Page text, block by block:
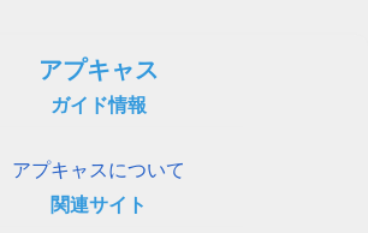
アプキャス
ガイド情報
アプキャスについて
関連サイト